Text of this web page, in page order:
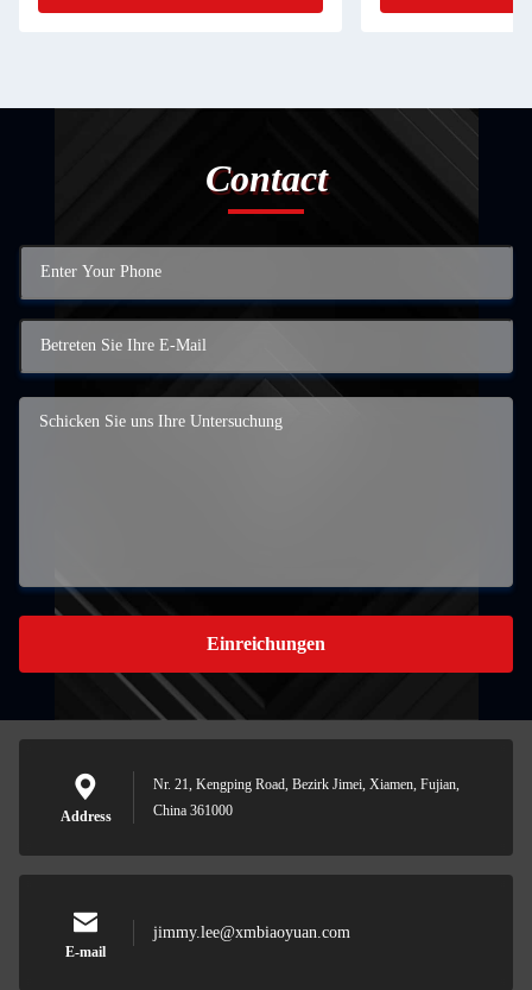
Contact
Einreichungen
Address
Nr. 21, Kengping Road, Bezirk Jimei, Xiamen, Fujian,
China 361000
E-mail
jimmy.lee@xmbiaoyuan.com